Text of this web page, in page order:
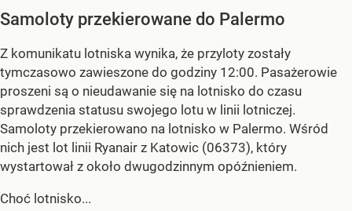
Samoloty przekierowane do Palermo
Z komunikatu lotniska wynika, że przyloty zostały
tymczasowo zawieszone do godziny 12:00. Pasażerowie
proszeni są o nieudawanie się na lotnisko do czasu
sprawdzenia statusu swojego lotu w linii lotniczej.
Samoloty przekierowano na lotnisko w Palermo. Wśród
nich jest lot linii Ryanair z Katowic (06373), który
wystartował z około dwugodzinnym opóźnieniem.
Choć lotnisko...